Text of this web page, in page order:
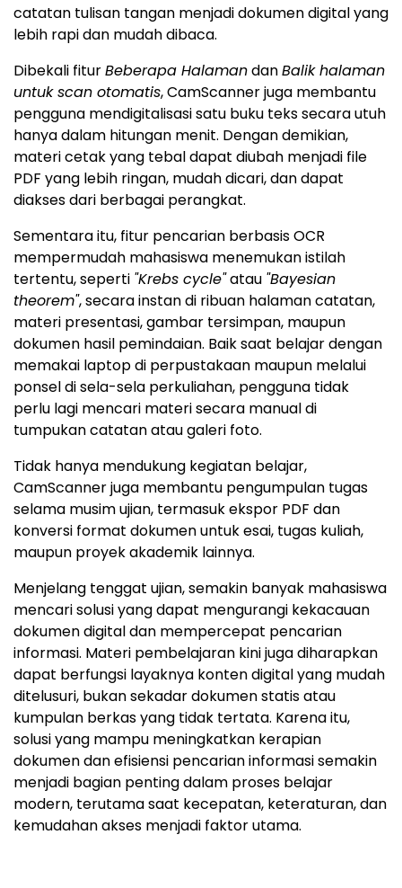
catatan tulisan tangan menjadi dokumen digital yang
lebih rapi dan mudah dibaca.
Dibekali fiturBeberapa HalamandanBalik halaman
untuk scan otomatis, CamScanner juga membantu
pengguna mendigitalisasi satu buku teks secara utuh
hanya dalam hitungan menit. Dengan demikian,
materi cetak yang tebal dapat diubah menjadi file
PDF yang lebih ringan, mudah dicari, dan dapat
diakses dari berbagai perangkat.
Sementara itu, fitur pencarian berbasis OCR
mempermudah mahasiswa menemukan istilah
tertentu, seperti "Krebs cycle"atau "Bayesian
theorem", secara instan di ribuan halaman catatan,
materi presentasi, gambar tersimpan, maupun
dokumen hasil pemindaian. Baik saat belajar dengan
memakai laptop di perpustakaan maupun melalui
ponsel di sela-sela perkuliahan, pengguna tidak
perlu lagi mencari materi secara manual di
tumpukan catatan atau galeri foto.
Tidak hanya mendukung kegiatan belajar,
CamScanner juga membantu pengumpulan tugas
selama musim ujian, termasuk ekspor PDF dan
konversi format dokumen untuk esai, tugas kuliah,
maupun proyek akademik lainnya.
Menjelang tenggat ujian, semakin banyak mahasiswa
mencari solusi yang dapat mengurangi kekacauan
dokumen digital dan mempercepat pencarian
informasi. Materi pembelajaran kini juga diharapkan
dapat berfungsi layaknya konten digital yang mudah
ditelusuri, bukan sekadar dokumen statis atau
kumpulan berkas yang tidak tertata. Karena itu,
solusi yang mampu meningkatkan kerapian
dokumen dan efisiensi pencarian informasi semakin
menjadi bagian penting dalam proses belajar
modern, terutama saat kecepatan, keteraturan, dan
kemudahan akses menjadi faktor utama.